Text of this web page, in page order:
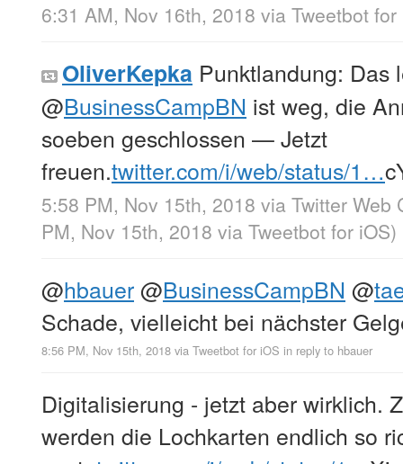
6:31 AM, Nov 16th, 2018 via Tweetbot
OliverKepka Punktlandung: Das
@BusinessCampBN ist weg, die
soeben geschlossen — Jetzt
freuen.twitter.com/i/web/status/1…
5:58 PM, Nov 15th, 2018 via Twitter Web
PM, Nov 15th, 2018 via Tweetbot for iΟS)
@hbauer@BusinessCampBN @
Schade, vielleicht bei nächster
8:56 PM, Nov 15th, 2018 via Tweetbot for iΟS in reply to hbauer
Digitalisierung - jetzt aber wirklich.
werden die Lochkarten endlich so